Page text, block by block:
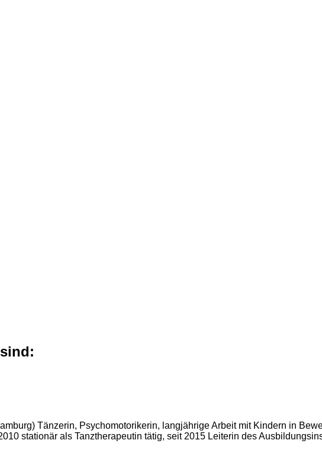
Tänzerin, Psychomotorikerin, langjährige Arbeit mit Kindern in
stationär als Tanztherapeutin tätig, seit 2015 Leiterin des